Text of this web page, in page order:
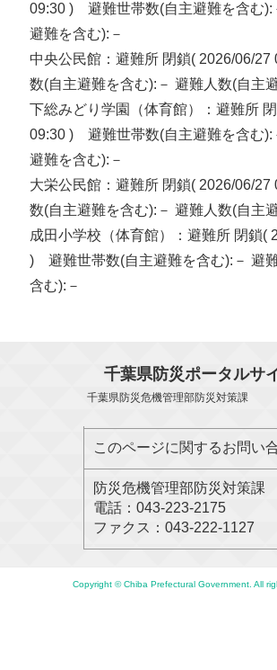
09:30 ) 避難世帯数(自主避難を含む):
避難を含む):－
中央公民館：避難所 閉鎖( 2026/06/
数(自主避難を含む):－ 避難人数(自主
下総みどり学園（体育館）：避難所
09:30 ) 避難世帯数(自主避難を含む):
避難を含む):－
大栄公民館：避難所 閉鎖( 2026/06/
数(自主避難を含む):－ 避難人数(自主
成田小学校（体育館）：避難所 閉鎖(
) 避難世帯数(自主避難を含む):－ 避
含む):－
千葉県防災ポータルサ
千葉県防災危機管理部防災
このページに関するお問い
防災危機管理部防災対策課
電話：043-223-2175
ファクス：043-222-1127
Copyright © Chiba Prefectural Government. All